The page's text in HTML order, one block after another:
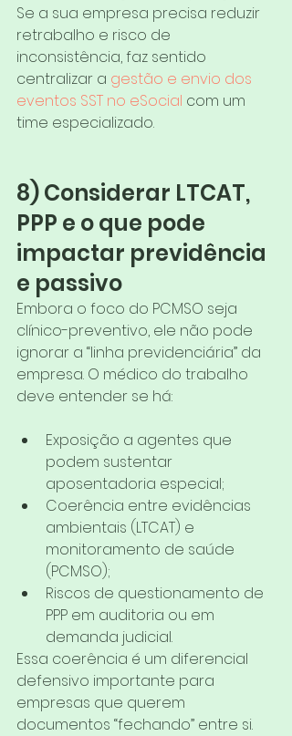
Se a sua empresa precisa reduzir
retrabalho e risco de
inconsistência, faz sentido
centralizar a gestão e envio dos
eventos SST no eSocial com um
time especializado.
8) Considerar LTCAT,
PPP e o que pode
impactar previdência
e passivo
Embora o foco do PCMSO seja
clínico-preventivo, ele não pode
ignorar a “linha previdenciária” da
empresa. O médico do trabalho
deve entender se há:
Exposição a agentes que
podem sustentar
aposentadoria especial;
Coerência entre evidências
ambientais (LTCAT) e
monitoramento de saúde
(PCMSO);
Riscos de questionamento de
PPP em auditoria ou em
demanda judicial.
Essa coerência é um diferencial
defensivo importante para
empresas que querem
documentos “fechando” entre si.